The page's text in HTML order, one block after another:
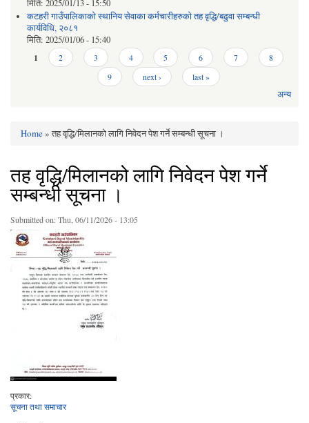
मिति: 2025/01/13 - 15:50
कटहरी गाउँपालिकाको स्थानिय सेवाका कर्मचारीहरुको तह वृद्धि/बढुवा सम्बन्धी
कार्यविधि, २०८१
मिति: 2025/01/06 - 15:40
Pages
1 2 3 4 5 6 7
8
9
next › last »
अन्य
You are here
Home» तह वृद्धि/मिलानको लागि निवेदन पेश गर्ने सम्बन्धी सूचना ।
तह वृद्धि/मिलानको लागि निवेदन पेश गर्ने
सम्बन्धी सूचना ।
Submitted on:Thu, 06/11/2026 - 13:05
प्रकार:
सूचना तथा समाचार